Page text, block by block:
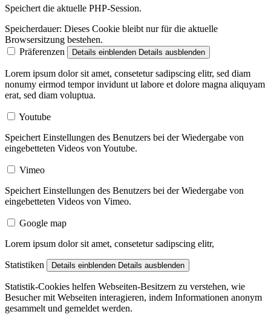
Speichert die aktuelle PHP-Session.
Speicherdauer: Dieses Cookie bleibt nur für die aktuelle
Browsersitzung bestehen.
Präferenzen
Details einblenden Details ausblenden
Lorem ipsum dolor sit amet, consetetur sadipscing elitr, sed diam
nonumy eirmod tempor invidunt ut labore et dolore magna aliquyam
erat, sed diam voluptua.
Youtube
Speichert Einstellungen des Benutzers bei der Wiedergabe von
eingebetteten Videos von Youtube.
Vimeo
Speichert Einstellungen des Benutzers bei der Wiedergabe von
eingebetteten Videos von Vimeo.
Google map
Lorem ipsum dolor sit amet, consetetur sadipscing elitr,
Statistiken Details einblenden Details ausblenden
Statistik-Cookies helfen Webseiten-Besitzern zu verstehen, wie
Besucher mit Webseiten interagieren, indem Informationen anonym
gesammelt und gemeldet werden.